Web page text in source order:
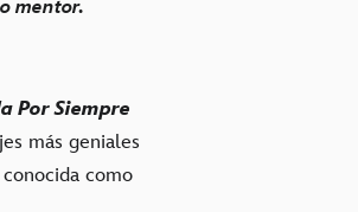
mentor.
Por Siempre
más geniales
como